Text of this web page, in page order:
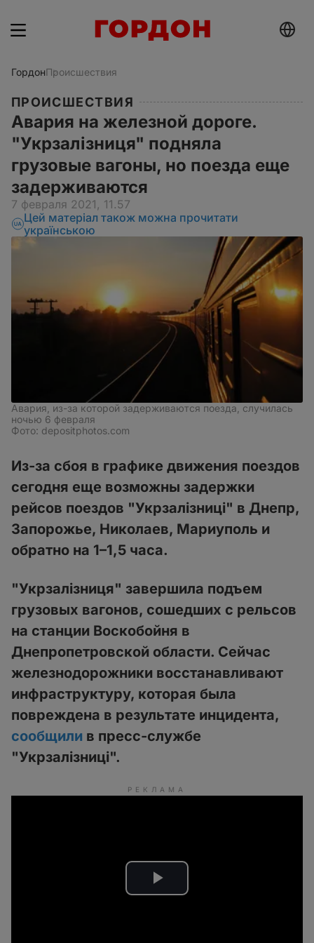
ГордонПроисшествия
ПРОИСШЕСТВИЯ
Авария на железной дороге.
"Укрзалізниця" подняла
грузовые вагоны, но поезда еще
задерживаются
7 февраля 2021, 11.57
Цей матеріал також можна прочитати
українською
Авария, из-за которой задерживаются поезда, случилась
ночью 6 февраля
Фото: depositphotos.com
Из-за сбоя в графике движения поездов
сегодня еще возможны задержки
рейсов поездов "Укрзалізниці" в Днепр,
Запорожье, Николаев, Мариуполь и
обратно на 1–1,5 часа.
"Укрзалізниця" завершила подъем
грузовых вагонов, сошедших с рельсов
на станции Воскобойня в
Днепропетровской области. Сейчас
железнодорожники восстанавливают
инфраструктуру, которая была
повреждена в результате инцидента,
сообщили в пресс-службе
"Укрзалізниці".
РЕКЛАМА
P